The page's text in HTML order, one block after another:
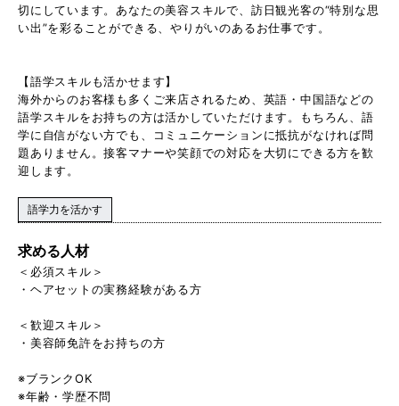
切にしています。あなたの美容スキルで、訪日観光客の“特別な思
い出”を彩ることができる、やりがいのあるお仕事です。
【語学スキルも活かせます】
海外からのお客様も多くご来店されるため、英語・中国語などの
語学スキルをお持ちの方は活かしていただけます。もちろん、語
学に自信がない方でも、コミュニケーションに抵抗がなければ問
題ありません。接客マナーや笑顔での対応を大切にできる方を歓
迎します。
語学力を活かす
求める人材
＜必須スキル＞
・ヘアセットの実務経験がある方
＜歓迎スキル＞
・美容師免許をお持ちの方
※ブランクOK
※年齢・学歴不問